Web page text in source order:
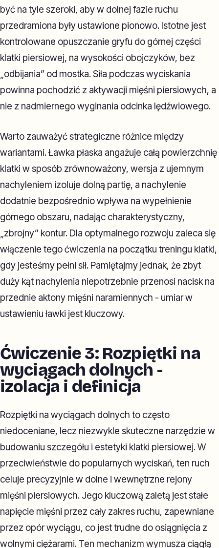
być na tyle szeroki, aby w dolnej fazie ruchu
przedramiona były ustawione pionowo. Istotne jest
kontrolowane opuszczanie gryfu do górnej części
klatki piersiowej, na wysokości obojczyków, bez
„odbijania” od mostka. Siła podczas wyciskania
powinna pochodzić z aktywacji mięśni piersiowych, a
nie z nadmiernego wyginania odcinka lędźwiowego.
Warto zauważyć strategiczne różnice między
wariantami. Ławka płaska angażuje całą powierzchnię
klatki w sposób zrównoważony, wersja z ujemnym
nachyleniem izoluje dolną partię, a nachylenie
dodatnie bezpośrednio wpływa na wypełnienie
górnego obszaru, nadając charakterystyczny,
„zbrojny” kontur. Dla optymalnego rozwoju zaleca się
włączenie tego ćwiczenia na początku treningu klatki,
gdy jesteśmy pełni sił. Pamiętajmy jednak, że zbyt
duży kąt nachylenia niepotrzebnie przenosi nacisk na
przednie aktony mięśni naramiennych - umiar w
ustawieniu ławki jest kluczowy.
Ćwiczenie 3: Rozpiętki na
wyciągach dolnych -
izolacja i definicja
Rozpiętki na wyciągach dolnych to często
niedoceniane, lecz niezwykle skuteczne narzędzie w
budowaniu szczegółu i estetyki klatki piersiowej. W
przeciwieństwie do popularnych wyciskań, ten ruch
celuje precyzyjnie w dolne i wewnętrzne rejony
mięśni piersiowych. Jego kluczową zaletą jest stałe
napięcie mięśni przez cały zakres ruchu, zapewniane
przez opór wyciągu, co jest trudne do osiągnięcia z
wolnymi ciężarami. Ten mechanizm wymusza ciągłą